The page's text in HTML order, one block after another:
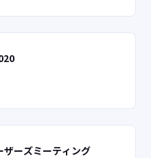
ザーズミーティング